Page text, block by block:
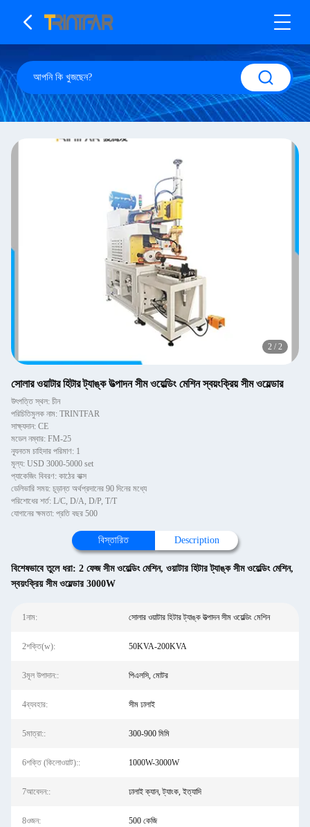
2 / 2
সোলার ওয়াটার হিটার ট্যাঙ্ক উত্পাদন সীম ওয়েল্ডিং মেশিন স্বয়ংক্রিয় সীম ওয়েল্ডার
উৎপত্তি স্থল: চীন
পরিচিতিমুলক নাম: TRINTFAR
সাক্ষ্যদান: CE
মডেল নম্বার: FM-25
ন্যূনতম চাহিদার পরিমাণ: 1
মূল্য: USD 3000-5000 set
প্যাকেজিং বিবরণ: কাঠের বাক্স
ডেলিভারি সময়: চূড়ান্ত অর্থপ্রদানের 90 দিনের মধ্যে
পরিশোধের শর্ত: L/C, D/A, D/P, T/T
যোগানের ক্ষমতা: প্রতি বছর 500
বিস্তারিত Description
বিশেষভাবে তুলে ধরা: 2 ফেজ সীম ওয়েল্ডিং মেশিন, ওয়াটার হিটার ট্যাঙ্ক সীম ওয়েল্ডিং মেশিন,
স্বয়ংক্রিয় সীম ওয়েল্ডার 3000W
1নাম: সোলার ওয়াটার হিটার ট্যাঙ্ক উত্পাদন সীম ওয়েল্ডিং মেশিন
2শক্তি(w): 50KVA-200KVA
3মূল উপাদান:: পিএলসি, মোটর
4ব্যবহার: সীম ঢালাই
5মাত্রা:: 300-900 মিমি
6শক্তি (কিলোওয়াট):: 1000W-3000W
7আবেদন:: ঢালাই ক্যান, ট্যাংক, ইত্যাদি
8ওজন: 500 কেজি